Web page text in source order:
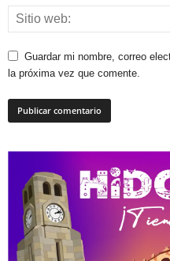
Guardar mi nombre, correo
la próxima vez que comente.